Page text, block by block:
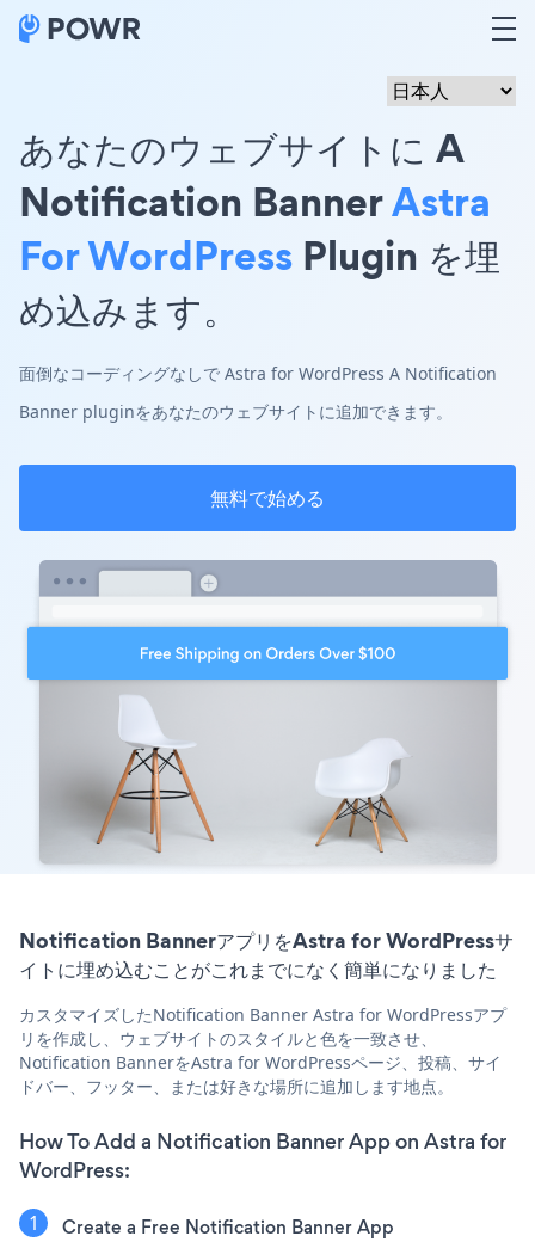
あなたのウェブサイトに A
Notification BannerAstra
For WordPress Plugin を埋
め込みます。
面倒なコーディングなしで Astra for WordPress A Notification
Banner pluginをあなたのウェブサイトに追加できます。
無料で始める
Notification BannerアプリをAstra for WordPressサ
イトに埋め込むことがこれまでになく簡単になりました
カスタマイズしたNotification Banner Astra for WordPressアプ
リを作成し、ウェブサイトのスタイルと色を一致させ、
Notification BannerをAstra for WordPressページ、投稿、サイ
ドバー、フッター、または好きな場所に追加します地点。
How To Add a Notification Banner App on Astra for
WordPress:
Create a Free Notification Banner App